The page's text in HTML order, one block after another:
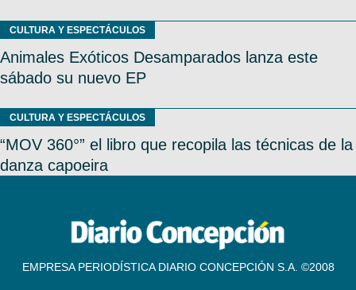
CULTURA Y ESPECTÁCULOS
Animales Exóticos Desamparados lanza este
sábado su nuevo EP
CULTURA Y ESPECTÁCULOS
“MOV 360°” el libro que recopila las técnicas de la
danza capoeira
EMPRESA PERIODÍSTICA DIARIO CONCEPCIÓN S.A. ©2008